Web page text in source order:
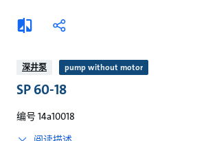
添
加
较
分
深井泵 pump without motor
SP 60-18
编号 14a10018